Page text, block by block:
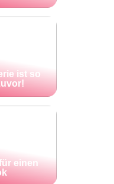
Fieber –
ist so
einen